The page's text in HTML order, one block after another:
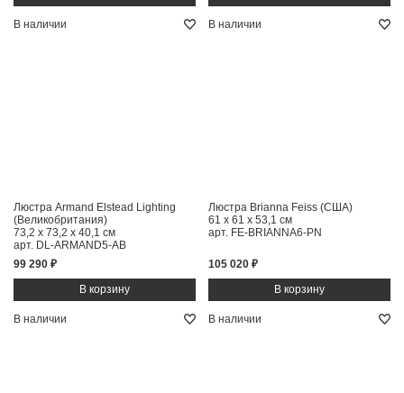
В наличии
Люстра Armand Elstead Lighting
(Великобритания)
73,2 x 73,2 x 40,1 см
арт. DL-ARMAND5-AB
99 290 ₽
В наличии
Люстра Brianna Feiss (США)
61 x 61 x 53,1 см
арт. FE-BRIANNA6-PN
105 020 ₽
В наличии В наличии